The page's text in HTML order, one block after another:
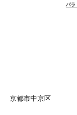
パラ
京都市中京区